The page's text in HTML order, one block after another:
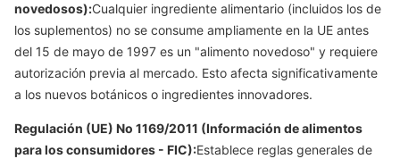
novedosos):Cualquier ingrediente alimentario (incluidos los de
los suplementos) no se consume ampliamente en la UE antes
del 15 de mayo de 1997 es un "alimento novedoso" y requiere
autorización previa al mercado. Esto afecta significativamente
a los nuevos botánicos o ingredientes innovadores.
Regulación (UE) No 1169/2011 (Información de alimentos
para los consumidores - FIC):Establece reglas generales de